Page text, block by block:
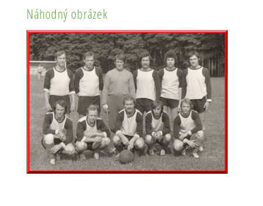
Náhodný obrázek